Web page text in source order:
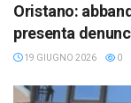
Oristano:
presenta
19 GIUGNO 2026 0